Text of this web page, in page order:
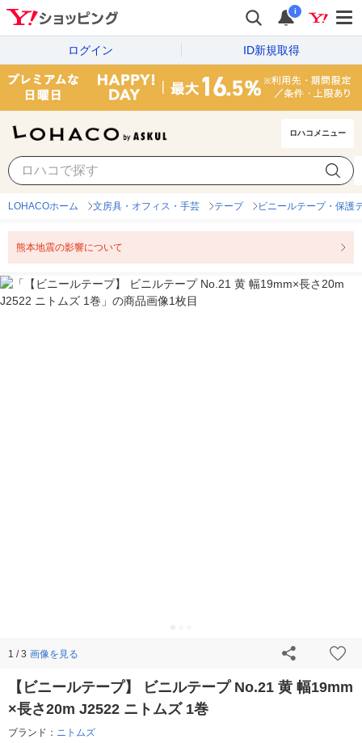
i
ログイン ID新規取得
ロハコメニュー
LOHACOホーム 文房具・オフィス・手芸 テープ ビニールテープ・保護
熊本地震の影響について
1 / 3 画像を見る
【ビニールテープ】 ビニルテープ No.21 黄 幅19mm
×長さ20m J2522 ニトムズ 1巻
ブランド： ニトムズ